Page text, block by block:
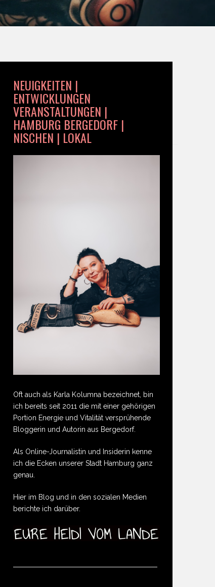
NEUIGKEITEN |
ENTWICKLUNGEN
VERANSTALTUNGEN |
HAMBURG BERGEDORF |
NISCHEN | LOKAL
Oft auch als Karla Kolumna bezeichnet, bin
ich bereits seit 2011 die mit einer gehörigen
Portion Energie und Vitalität versprühende
Bloggerin und Autorin aus Bergedorf.
Als Online-Journalistin und Insiderin kenne
ich die Ecken unserer Stadt Hamburg ganz
genau.
Hier im Blog und in den sozialen Medien
berichte ich darüber.